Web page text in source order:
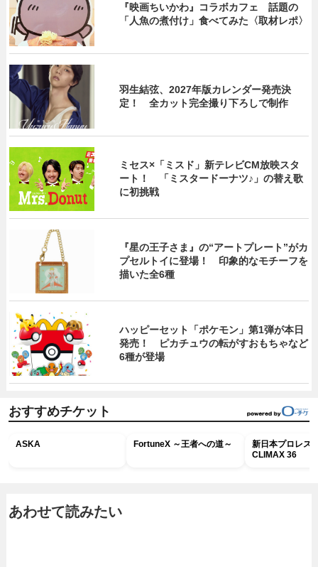
『映画ちいかわ』コラボカフェ 話題の
「人魚の煮付け」食べてみた〈取材レポ〉
羽生結弦、2027年版カレンダー発売決
定！ 全カット完全撮り下ろしで制作
ミセス×「ミスド」新テレビCM放映スタ
ート！ 「ミスタードーナツ♪」の替え歌
に初挑戦
『星の王子さま』の“アートプレート”がカ
プセルトイに登場！ 印象的なモチーフを
描いた全6種
ハッピーセット「ポケモン」第1弾が本日
発売！ ピカチュウの転がすおもちゃなど
6種が登場
おすすめチケット
ASKA FortuneX ～王者への道～
新日本プロレス
CLIMAX 36
あわせて読みたい